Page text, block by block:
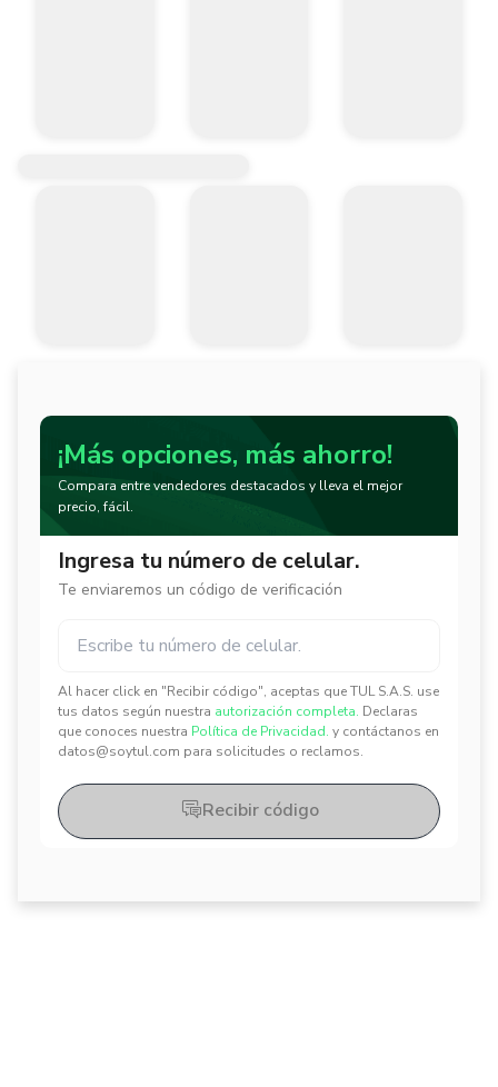
¡Más opciones, más ahorro!
Compara entre vendedores destacados y lleva el mejor
precio, fácil.
Ingresa tu número de celular.
Te enviaremos un código de verificación
Al hacer click en "Recibir código", aceptas que TUL S.A.S. use
tus datos según nuestra autorización completa. Declaras
que conoces nuestra Política de Privacidad. y contáctanos en
datos@soytul.com para solicitudes o reclamos.
✕
✕
Recibir código